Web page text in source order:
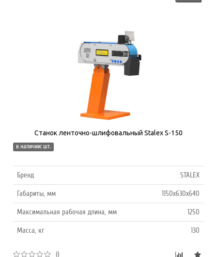
Станок ленточно-шлифовальный Stalex S-150
в наличии: шт.
Бренд STALEX
Габариты, мм 1150x630x640
Максимальная рабочая длина, мм 1250
Масса, кг 130
()